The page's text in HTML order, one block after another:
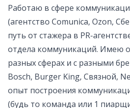
Работаю в сфере
(агентство Comunica, Ozon,
путь от стажера в PR-
отдела коммуникаций. Имею
разных сферах и с разными
Bosch, Burger King, Связной,
опыт построения
(будь то команда или 1